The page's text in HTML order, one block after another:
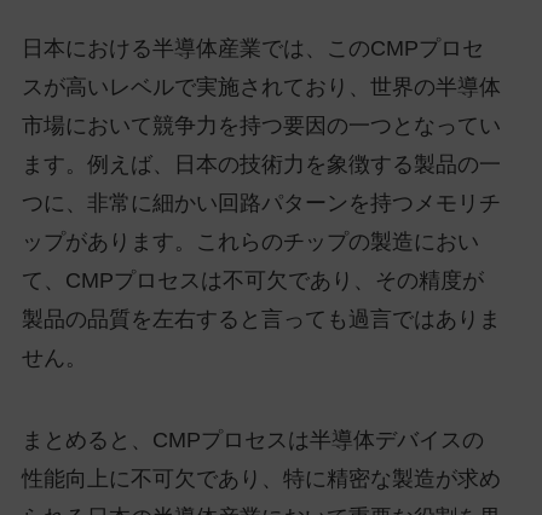
日本における半導体産業では、このCMPプロセ
スが高いレベルで実施されており、世界の半導体
市場において競争力を持つ要因の一つとなってい
ます。例えば、日本の技術力を象徴する製品の一
つに、非常に細かい回路パターンを持つメモリチ
ップがあります。これらのチップの製造におい
て、CMPプロセスは不可欠であり、その精度が
製品の品質を左右すると言っても過言ではありま
せん。
まとめると、CMPプロセスは半導体デバイスの
性能向上に不可欠であり、特に精密な製造が求め